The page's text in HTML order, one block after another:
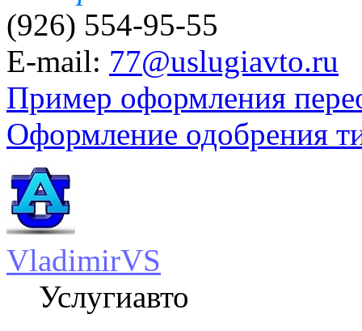
(926) 554-95-55
E-mail: 77@uslugiavto.ru
Пример оформления
Оформление одобрения
VladimirVS
Услугиавто